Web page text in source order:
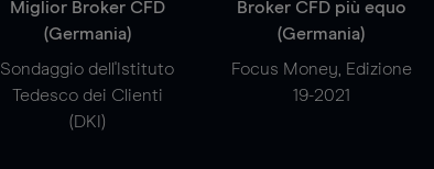
Miglior Broker CFD
(Germania)
Sondaggio dell'Istituto
Tedesco dei Clienti
(DKI)
Broker CFD più equo
(Germania)
Focus Money, Edizione
19-2021